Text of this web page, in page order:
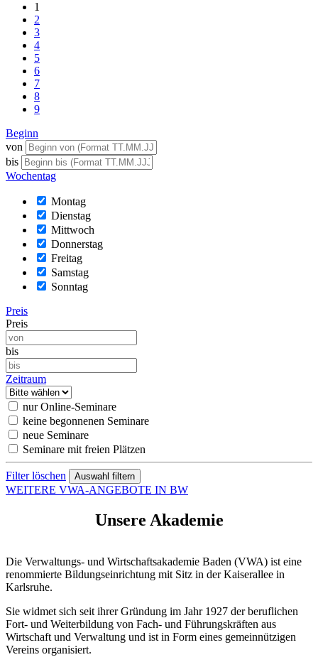
1
2
3
4
5
6
7
8
9
Beginn
von
bis
Wochentag
Montag
Dienstag
Mittwoch
Donnerstag
Freitag
Samstag
Sonntag
Preis
Preis
bis
Zeitraum
nur Online-Seminare
keine begonnenen Seminare
neue Seminare
Seminare mit freien Plätzen
Filter löschen
WEITERE VWA-ANGEBOTE IN BW
Unsere Akademie
Die Verwaltungs- und Wirtschaftsakademie Baden (VWA) ist eine
renommierte Bildungseinrichtung mit Sitz in der Kaiserallee in
Karlsruhe.
Sie widmet sich seit ihrer Gründung im Jahr 1927 der beruflichen
Fort- und Weiterbildung von Fach- und Führungskräften aus
Wirtschaft und Verwaltung und ist in Form eines gemeinnützigen
Vereins organisiert.